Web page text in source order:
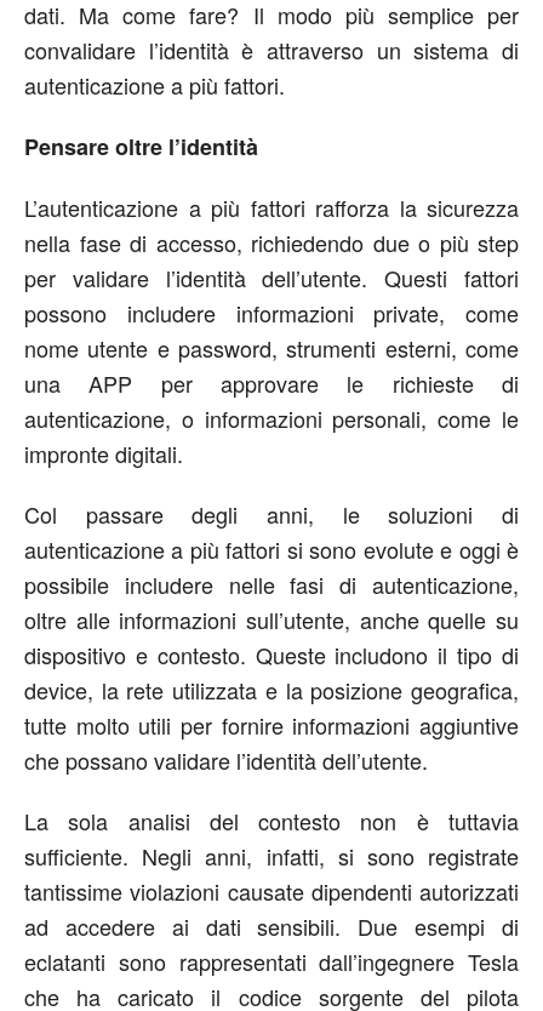
dati. Ma come fare? Il modo più semplice per
convalidare l’identità è attraverso un sistema di
autenticazione a più fattori.
Pensare oltre l’identità
L’autenticazione a più fattori rafforza la sicurezza
nella fase di accesso, richiedendo due o più step
per validare l’identità dell’utente. Questi fattori
possono includere informazioni private, come
nome utente e password, strumenti esterni, come
una APP per approvare le richieste di
autenticazione, o informazioni personali, come le
impronte digitali.
Col passare degli anni, le soluzioni di
autenticazione a più fattori si sono evolute e oggi è
possibile includere nelle fasi di autenticazione,
oltre alle informazioni sull’utente, anche quelle su
dispositivo e contesto. Queste includono il tipo di
device, la rete utilizzata e la posizione geografica,
tutte molto utili per fornire informazioni aggiuntive
che possano validare l’identità dell’utente.
La sola analisi del contesto non è tuttavia
sufficiente. Negli anni, infatti, si sono registrate
tantissime violazioni causate dipendenti autorizzati
ad accedere ai dati sensibili. Due esempi di
eclatanti sono rappresentati dall’ingegnere Tesla
che ha caricato il codice sorgente del pilota